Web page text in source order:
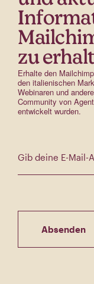
zu
Erhalte den
den italienischen
Webinaren und
Community von
entwickelt wurden.